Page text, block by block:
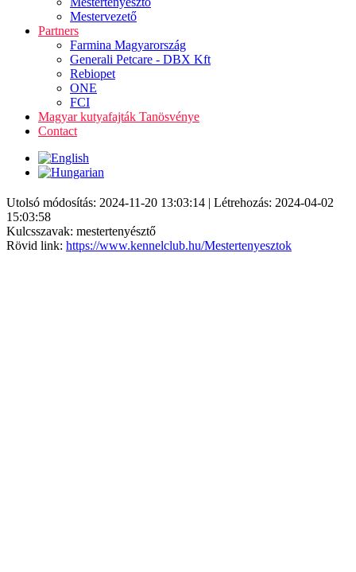
Mestervezető
Partners
Farmina Magyarország
Generali Petcare - DBX Kft
Rebiopet
ONE
FCI
Magyar kutyafajták Tanösvénye
Contact
Utolsó módosítás: 2024-11-20 13:03:14 | Létrehozás: 2024-04-02
15:03:58
Kulcsszavak: mestertenyésztő
Rövid link: https://www.kennelclub.hu/Mestertenyesztok